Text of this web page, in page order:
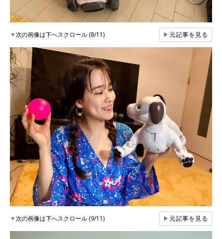
▼次の画像は下へスクロール (8/11) ▶元記事を見る
▼次の画像は下へスクロール (9/11) ▶元記事を見る